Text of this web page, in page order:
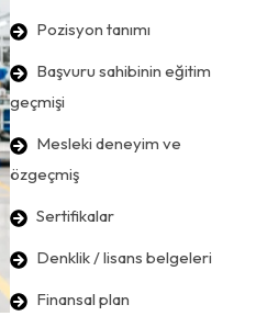
Pozisyon tanımı
Başvuru sahibinin eğitim
geçmişi
Mesleki deneyim ve
özgeçmiş
Sertifikalar
Denklik / lisans belgeleri
Finansal plan